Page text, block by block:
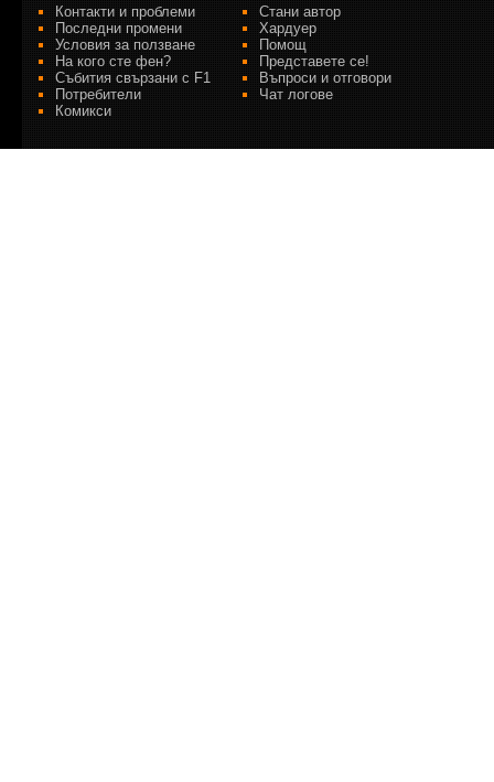
Контакти и проблеми
Стани автор
Последни промени
Хардуер
Условия за ползване
Помощ
На кого сте фен?
Представете се!
Събития свързани с F1
Въпроси и отговори
Потребители
Чат логове
Комикси